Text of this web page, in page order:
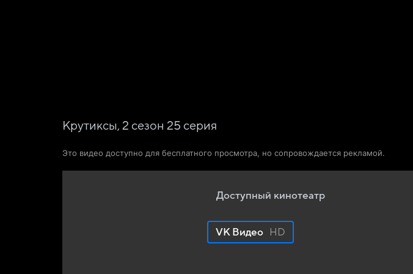
Крутиксы, 2 сезон 25 серия
Это видео доступно для бесплатного просмотра, но сопровождается рекламой.
Доступный кинотеатр
VK Видео HD